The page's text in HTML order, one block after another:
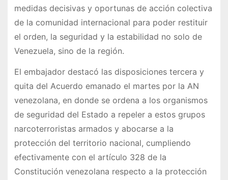
medidas decisivas y oportunas de acción colectiva
de la comunidad internacional para poder restituir
el orden, la seguridad y la estabilidad no solo de
Venezuela, sino de la región.
El embajador destacó las disposiciones tercera y
quita del Acuerdo emanado el martes por la AN
venezolana, en donde se ordena a los organismos
de seguridad del Estado a repeler a estos grupos
narcoterroristas armados y abocarse a la
protección del territorio nacional, cumpliendo
efectivamente con el artículo 328 de la
Constitución venezolana respecto a la protección